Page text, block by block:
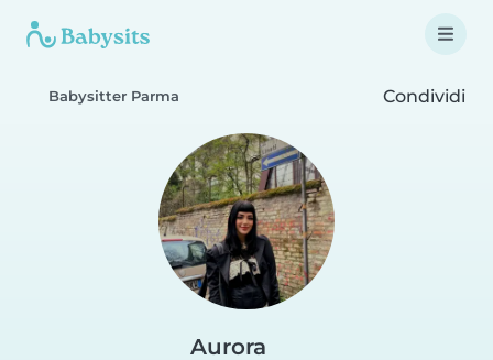
Babysitter Parma Condividi
Aurora